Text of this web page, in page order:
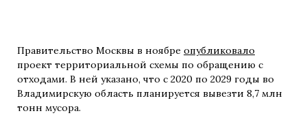
Правительство Москвы в ноябре опубликовало
проект территориальной схемы по обращению с
отходами. В ней указано, что с 2020 по 2029 годы во
Владимирскую область планируется вывезти 8,7 млн
тонн мусора.